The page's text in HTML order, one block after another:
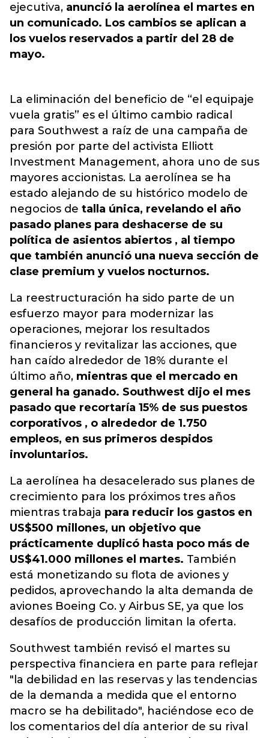
ejecutiva, anunció la aerolínea el martes en
un comunicado. Los cambios se aplican a
los vuelos reservados a partir del 28 de
mayo.
La eliminación del beneficio de “el equipaje
vuela gratis” es el último cambio radical
para Southwest a raíz de una campaña de
presión por parte del activista Elliott
Investment Management, ahora uno de sus
mayores accionistas. La aerolínea se ha
estado alejando de su histórico modelo de
negocios de talla única, revelando el año
pasado planes para deshacerse de su
política de asientos abiertos , al tiempo
que también anunció una nueva sección de
clase premium y vuelos nocturnos.
La reestructuración ha sido parte de un
esfuerzo mayor para modernizar las
operaciones, mejorar los resultados
financieros y revitalizar las acciones, que
han caído alrededor de 18% durante el
último año, mientras que el mercado en
general ha ganado. Southwest dijo el mes
pasado que recortaría 15% de sus puestos
corporativos , o alrededor de 1.750
empleos, en sus primeros despidos
involuntarios.
La aerolínea ha desacelerado sus planes de
crecimiento para los próximos tres años
mientras trabaja para reducir los gastos en
US$500 millones, un objetivo que
prácticamente duplicó hasta poco más de
US$41.000 millones el martes. También
está monetizando su flota de aviones y
pedidos, aprovechando la alta demanda de
aviones Boeing Co. y Airbus SE, ya que los
desafíos de producción limitan la oferta.
Southwest también revisó el martes su
perspectiva financiera en parte para reflejar
"la debilidad en las reservas y las tendencias
de la demanda a medida que el entorno
macro se ha debilitado", haciéndose eco de
los comentarios del día anterior de su rival